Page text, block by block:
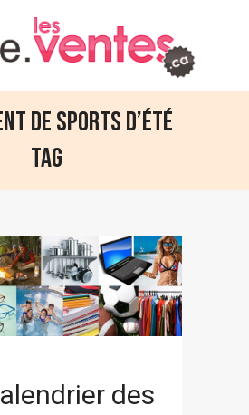
de sports d’été
Tag
des